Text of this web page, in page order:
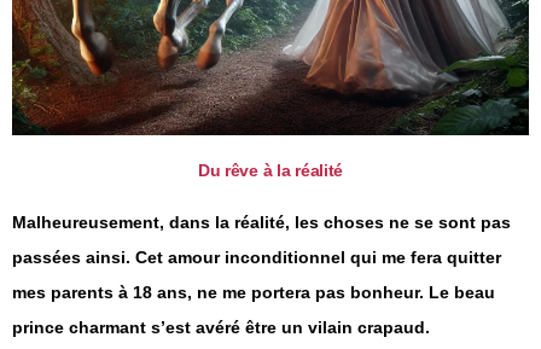
Du rêve à la réalité
Malheureusement, dans la réalité, les choses ne se sont pas
passées ainsi. Cet amour inconditionnel qui me fera quitter
mes parents à 18 ans, ne me portera pas bonheur. Le beau
prince charmant s’est avéré être un vilain crapaud.